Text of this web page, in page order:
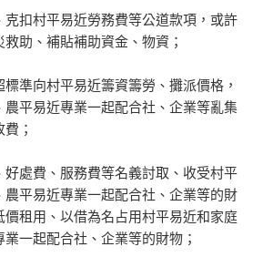
克扣村平易近勞務費等公道款項，或許
助、補貼補助資金、物資；
標準向村平易近籌資籌勞、攤派價格，
農平易近專業一起配合社、企業等亂集
；
好處費、服務費等名義討取、收受村平
農平易近專業一起配合社、企業等的財
價租用、以借為名占用村平易近和家庭
一起配合社、企業等的財物；